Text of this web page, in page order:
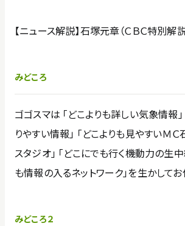
【ニュース解説】石塚元章（ＣＢＣ特別解
みどころ
ゴゴスマは 「どこよりも詳しい気象情報
りやすい情報」 「どこよりも見やすいＭ
スタジオ」 「どこにでも行く機動力の生中
も情報の入るネットワーク」を生かしてお
みどころ２